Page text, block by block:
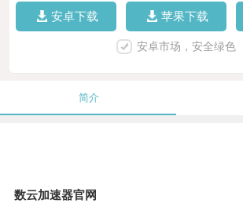
安卓下载 苹果下载
安卓市场，安全绿色
简介
数云加速器官网